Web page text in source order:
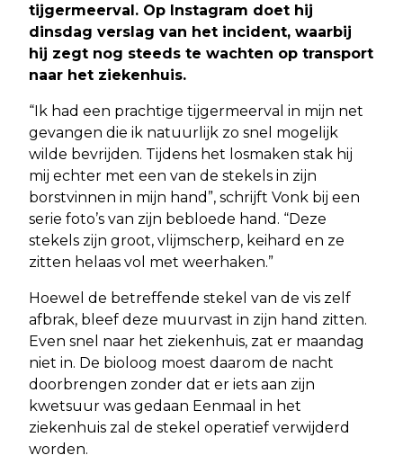
tijgermeerval. Op Instagram doet hij
dinsdag verslag van het incident, waarbij
hij zegt nog steeds te wachten op transport
naar het ziekenhuis.
“Ik had een prachtige tijgermeerval in mijn net
gevangen die ik natuurlijk zo snel mogelijk
wilde bevrijden. Tijdens het losmaken stak hij
mij echter met een van de stekels in zijn
borstvinnen in mijn hand”, schrijft Vonk bij een
serie foto’s van zijn bebloede hand. “Deze
stekels zijn groot, vlijmscherp, keihard en ze
zitten helaas vol met weerhaken.”
Hoewel de betreffende stekel van de vis zelf
afbrak, bleef deze muurvast in zijn hand zitten.
Even snel naar het ziekenhuis, zat er maandag
niet in. De bioloog moest daarom de nacht
doorbrengen zonder dat er iets aan zijn
kwetsuur was gedaan Eenmaal in het
ziekenhuis zal de stekel operatief verwijderd
worden.